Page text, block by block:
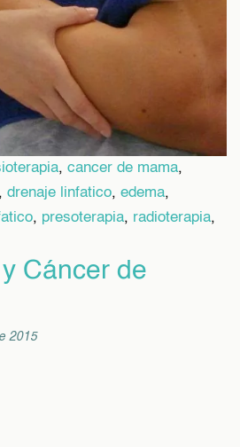
, cancer de mama,
, drenaje linfatico, edema,
, presoterapia, radioterapia,
Cáncer de
2015